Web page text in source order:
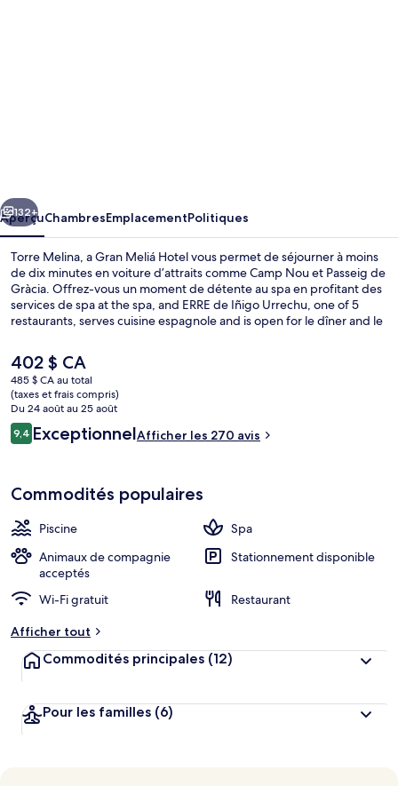
Gran
Meliá
Hotel
Suivant
132+
AperçuChambresEmplacementPolitiques
Torre Melina, a Gran Meliá Hotel vous permet de séjourner à moins
de dix minutes en voiture d’attraits comme Camp Nou et Passeig de
Gràcia. Offrez-vous un moment de détente au spa en profitant des
services de spa at the spa, and ERRE de Iñigo Urrechu, one of 5
restaurants, serves cuisine espagnole and is open for le dîner and le
physique ouvert en tout temps et un sauna sont d’autres
commodités offertes à hôtel de luxe. Les autres voyageurs adorent
le personnel serviable. L’hébergement se situe à quelques minutes
de marche du transport en commun : Station de métro Zona
Universitària se trouve à 5 minutes et Zona Universitària Tram Stop
est à 8 minutes.
Le
prix
actuel
est
de 402 $ CA
402 $ CA
485 $ CA au total
(taxes et frais compris)
Du 24 août au 25 août
Avis
9,49,4 sur 10 –
ExceptionnelAfficher les 270 avis
Commodités populaires
Piscine
Spa
Animaux de compagnie
acceptés
Stationnement disponible
Wi-Fi gratuit
Restaurant
Afficher tout
Commodités principales (12)
Pour les familles (6)